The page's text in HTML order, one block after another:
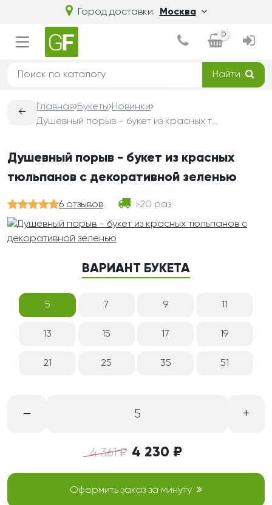
Город доставки: Москва
0
Найти
←
Главная Букеты Новинки
Душевный порыв - букет из красных тюльпанов с декоративной зеленью
Душевный порыв - букет из красных
тюльпанов с декоративной зеленью
6 отзывов >20 раз
ВАРИАНТ БУКЕТА
5 7 9 11
13 15 17 19
21 25 35 51
– 5 +
4 361 ₽ 4 230 ₽
Оформить заказ за минуту